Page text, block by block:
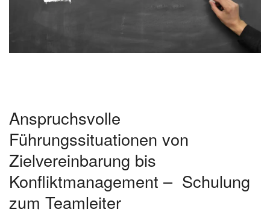
Anspruchsvolle
Führungssituationen von
Zielvereinbarung bis
Konfliktmanagement – Schulung
zum Teamleiter